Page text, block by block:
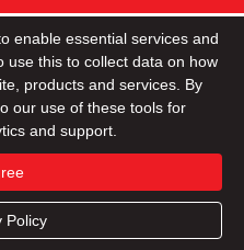
Reservedプライバシ
規約 Sitemap
enable essential services and
use this to collect data on how
products and services. By
our use of these tools for
and support.
Policy